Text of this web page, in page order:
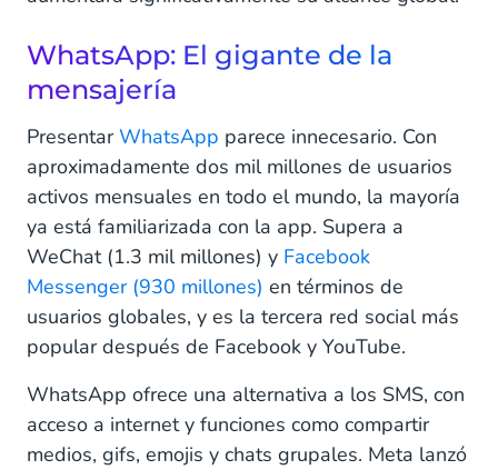
WhatsApp: El gigante de la
mensajería
PresentarWhatsApp parece innecesario. Con
aproximadamente dos mil millones de usuarios
activos mensuales en todo el mundo, la mayoría
ya está familiarizada con la app. Supera a
WeChat (1.3 mil millones) y Facebook
Messenger (930 millones) en términos de
usuarios globales, y es la tercera red social más
popular después de Facebook y YouTube.
WhatsApp ofrece una alternativa a los SMS, con
acceso a internet y funciones como compartir
medios, gifs, emojis y chats grupales. Meta lanzó